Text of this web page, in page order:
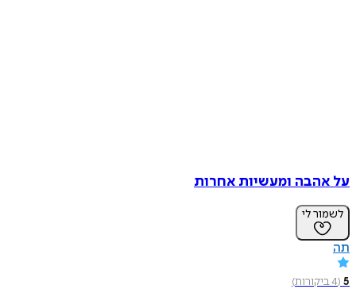
על אהבה ומעשיות אחרות
לשמור לי
תה
5
(
4ביקורות)